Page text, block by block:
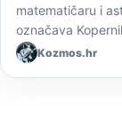
matematičaru i
označava
Kozmos.hr